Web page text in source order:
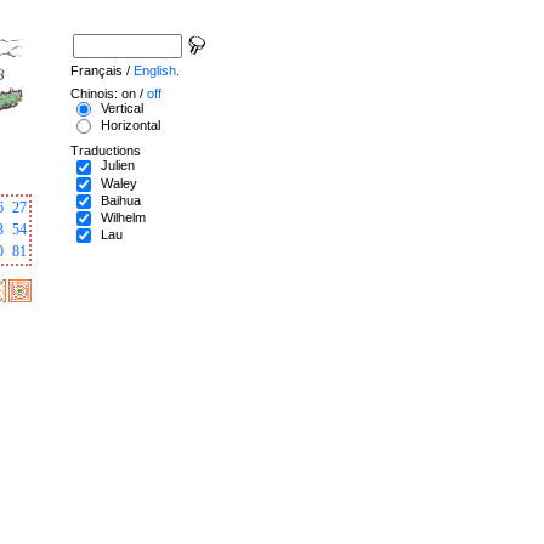
27
54
81
Français / English
Chinois: on / off
Vertical
Horizontal
Traductions
Julien
Waley
Baihua
Wilhelm
Lau